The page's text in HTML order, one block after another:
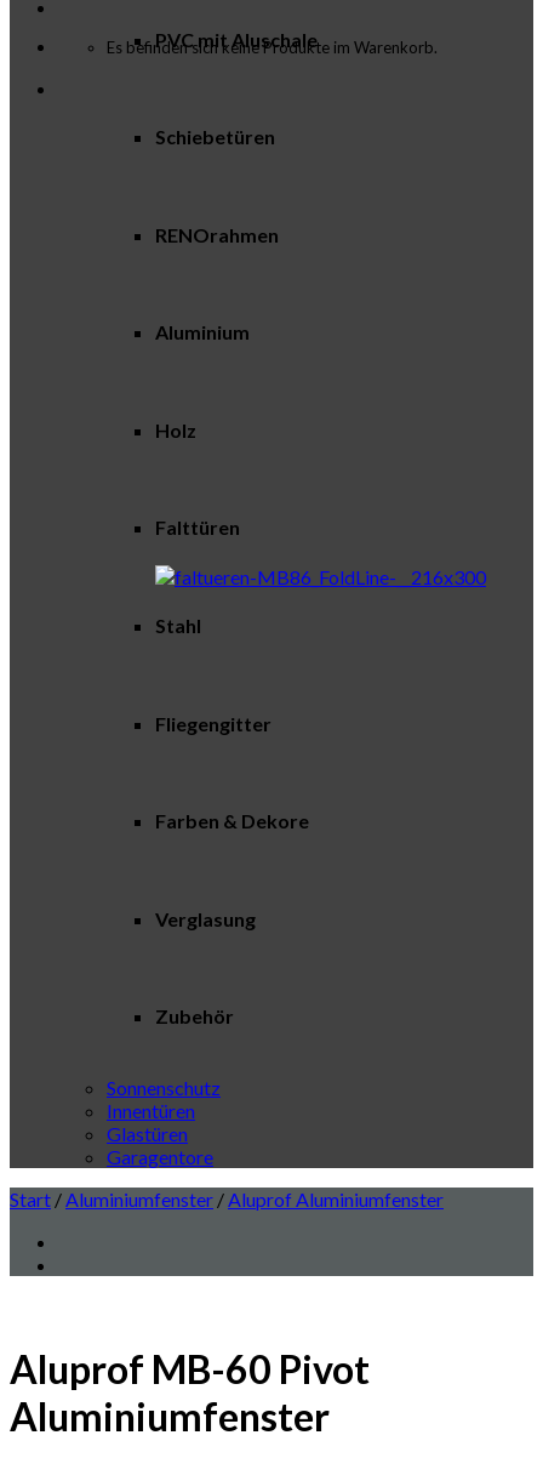
Es befinden sich keine Produkte im Warenkorb.
PVC mit Aluschale
Schiebetüren
RENOrahmen
Aluminium
Holz
Falttüren
Stahl
Fliegengitter
Farben & Dekore
Verglasung
Zubehör
Sonnenschutz
Innentüren
Glastüren
Garagentore
Start /Aluminiumfenster /Aluprof Aluminiumfenster
Aluprof MB-60 Pivot
Aluminiumfenster